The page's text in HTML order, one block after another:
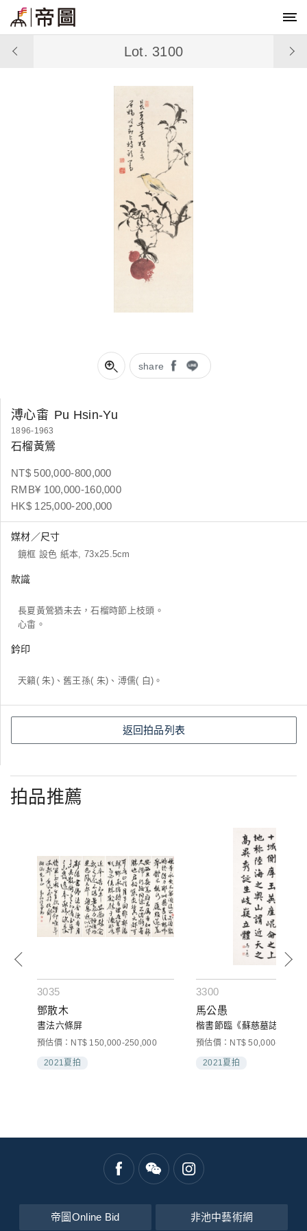
share
Lot. 3100
溥心畬 Pu Hsin-Yu
1896-1963
石榴黃鶯
NT$ 500,000-800,000
RMB¥ 100,000-160,000
HK$ 125,000-200,000
媒材／尺寸
鏡框 設色 紙本, 73x25.5cm
款識
長夏黃鶯猶未去，石榴時節上枝頭。
心畬。
鈐印
天籟( 朱)、舊王孫( 朱)、溥儒( 白)。
返回拍品列表
拍品推薦
3035
鄧散木
書法六條屏
預估價：NT$ 150,000-250,000
2021夏拍
3300
馬公愚
楷書節臨《蘇慈墓誌》句
預估價：NT$ 50,000-80,000
2021夏拍
帝圖Online Bid 非池中藝術網